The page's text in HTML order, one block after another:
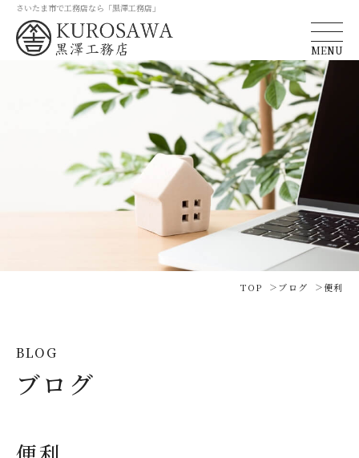
さいたま市で工務店なら「黒澤工務店」
MENU
TOP ブログ 便利
BLOG
ブログ